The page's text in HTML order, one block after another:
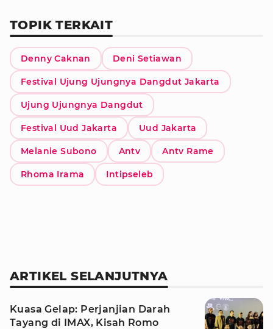
TOPIK TERKAIT
Denny Caknan Deni Setiawan
Festival Ujung Ujungnya Dangdut Jakarta
Ujung Ujungnya Dangdut
Festival Uud Jakarta Uud Jakarta
Melanie Subono Antv Antv Rame
Rhoma Irama Intipseleb
ARTIKEL SELANJUTNYA
Kuasa Gelap: Perjanjian Darah
Tayang di IMAX, Kisah Romo